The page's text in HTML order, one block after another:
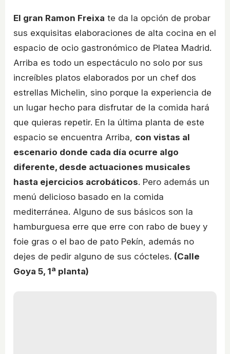
El gran Ramon Freixa te da la opción de probar
sus exquisitas elaboraciones de alta cocina en el
espacio de ocio gastronómico de Platea Madrid.
Arriba es todo un espectáculo no solo por sus
increíbles platos elaborados por un chef dos
estrellas Michelin, sino porque la experiencia de
un lugar hecho para disfrutar de la comida hará
que quieras repetir. En la última planta de este
espacio se encuentra Arriba, con vistas al
escenario donde cada día ocurre algo
diferente, desde actuaciones musicales
hasta ejercicios acrobáticos. Pero además un
menú delicioso basado en la comida
mediterránea. Alguno de sus básicos son la
hamburguesa erre que erre con rabo de buey y
foie gras o el bao de pato Pekín, además no
dejes de pedir alguno de sus cócteles. (Calle
Goya 5, 1ª planta)